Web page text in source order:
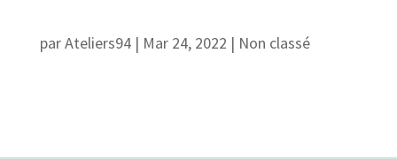
parAteliers94| Mar 24, 2022 | Non classé